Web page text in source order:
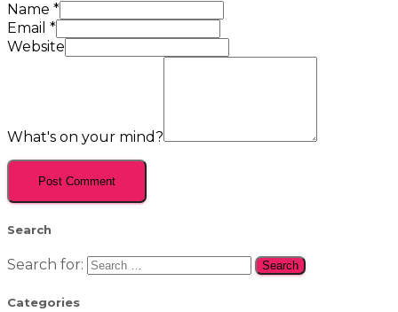
Name *
Email *
Website
What's on your mind?
Search
Search for:
Categories